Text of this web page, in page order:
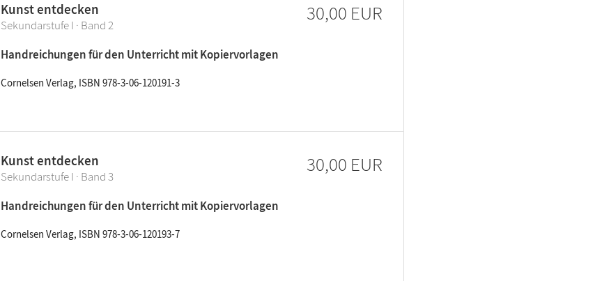
Kunst entdecken
Sekundarstufe I · Band 2
Handreichungen für den Unterricht mit Kopiervorlagen
Cornelsen Verlag, ISBN 978-3-06-120191-3
30,00 EUR
Kunst entdecken
Sekundarstufe I · Band 3
Handreichungen für den Unterricht mit Kopiervorlagen
Cornelsen Verlag, ISBN 978-3-06-120193-7
30,00 EUR